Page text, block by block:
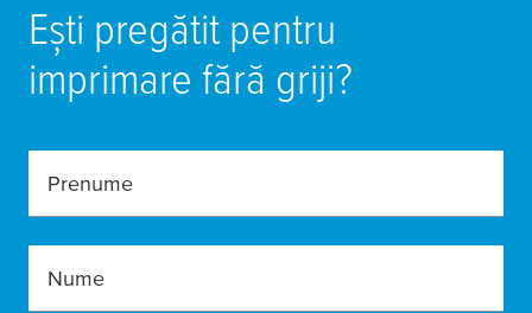
Ești pregătit pentru
imprimare fără griji?
Prenume
Nume